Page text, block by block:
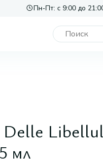
Пн-Пт: с 9:00 до
мл